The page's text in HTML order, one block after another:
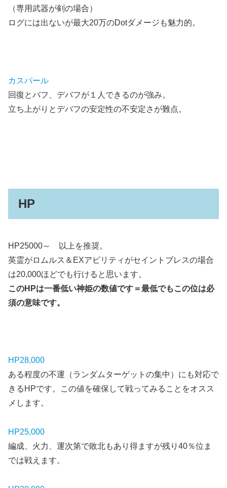
（専用武器が剣の場合）
ログには出ないが最大20万のDotダメージも魅力的。
カスパール
回復とバフ、デバフが１人できるのが強み。
立ち上がりとデバフの安定性の不安定さが難点。
HP
HP25000～ 以上を推奨。
英霊がロムルス＆EXアビリティがセイントブレスの場合
は20,000ほどでも行けると思います。
このHPは一番低い神姫の数値です＝最低でもこの位は必
須の意味です。
HP28,000
ある程度の不運（ランダムターゲットの集中）にも対応で
きるHPです。この値を確保して戦ってみることをオスス
メします。
HP25,000
編成、火力、運次第で敗北もあり得ますが残り40％位ま
では戦えます。